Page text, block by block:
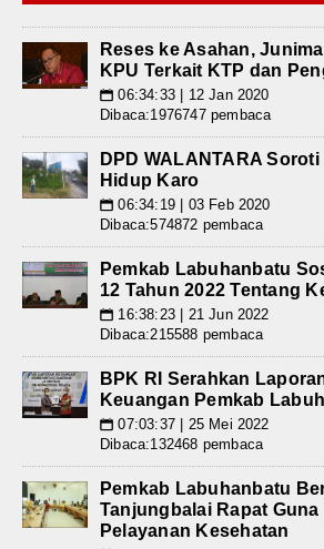
Reses ke Asahan,
KPU Terkait KTP dan
📅 06:34:33 | 12 Jan 2020
Dibaca:1976747 pembaca
DPD WALANTARA
Hidup Karo
📅 06:34:19 | 03 Feb 2020
Dibaca:574872 pembaca
Pemkab Labuhanbatu
12 Tahun 2022 Tentang
📅 16:38:23 | 21 Jun 2022
Dibaca:215588 pembaca
BPK RI Serahkan
Keuangan Pemkab
📅 07:03:37 | 25 Mei 2022
Dibaca:132468 pembaca
Pemkab Labuhanbatu
Tanjungbalai Rapat
Pelayanan Kesehatan